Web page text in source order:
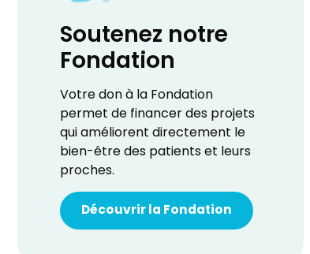
Soutenez notre
Fondation
Votre don à la Fondation
permet de financer des projets
qui améliorent directement le
bien-être des patients et leurs
proches.
Découvrir la Fondation